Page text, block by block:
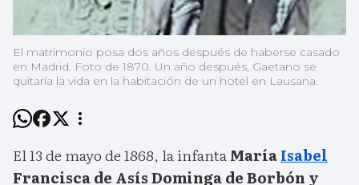
El matrimonio posa dos años después de haberse casado
en Madrid. Foto de 1870. Un año después, Gaetano se
quitaría la vida en la habitación de un hotel en Lausana.
El 13 de mayo de 1868, la infantaMaríaIsabel
Francisca de Asís Dominga de Borbón y